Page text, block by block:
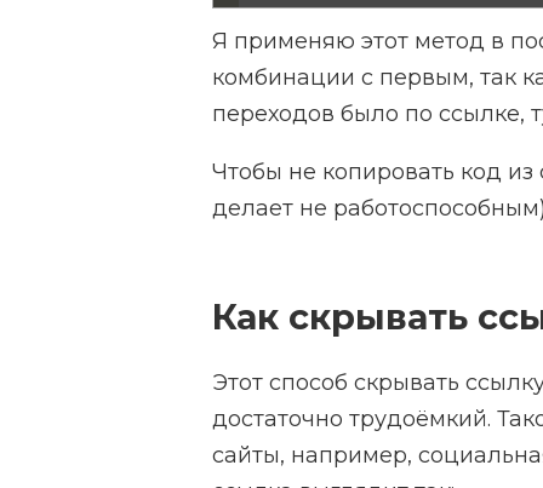
Я применяю этот метод в
комбинации с первым, так
переходов было по ссылке,
Чтобы не копировать код из
делает не
Как скрывать
Этот способ скрывать
достаточно трудоёмкий.
сайты, например,